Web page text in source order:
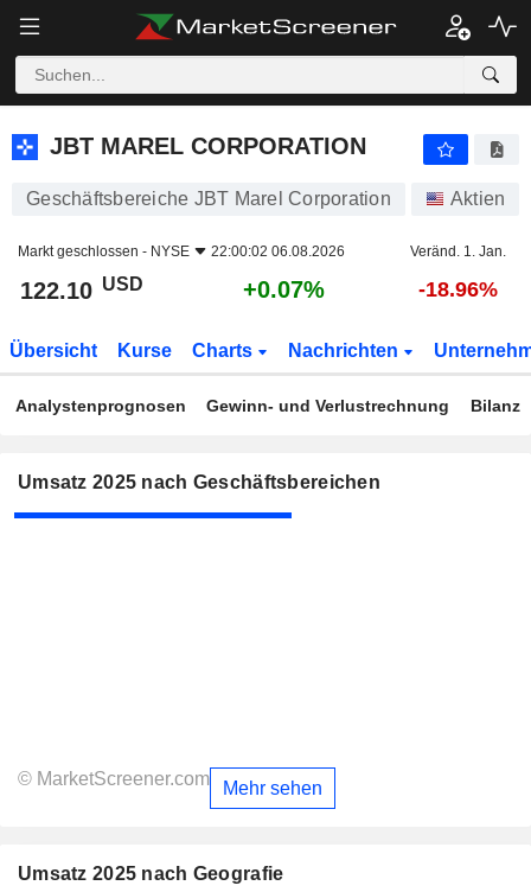
JBT MAREL CORPORATION
JBT MAREL CORPORATION
Geschäftsbereiche JBT Marel Corporation Aktien
Markt geschlossen - NYSE 22:00:02 06.08.2026 Veränd. 1. Jan.
122.10 USD +0.07% -18.96%
Übersicht Kurse Charts Nachrichten
Analystenprognosen Gewinn- und Verlustrechnung Bilanz
Umsatz 2025 nach Geschäftsbereichen
© MarketScreener.com Mehr sehen
Umsatz 2025 nach Geografie